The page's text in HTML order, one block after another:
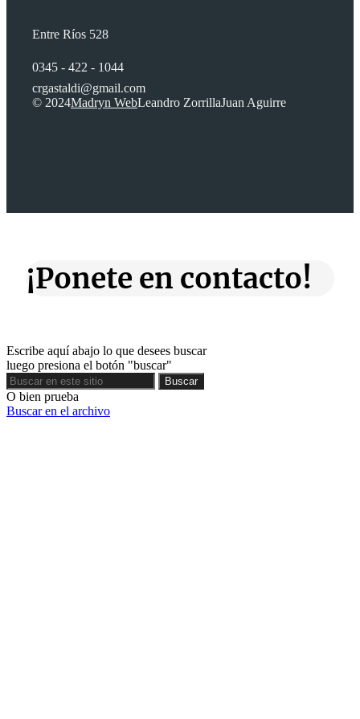
Entre Ríos 528
0345 - 422 - 1044
crgastaldi@gmail.com
© 2024Madryn WebLeandro ZorrillaJuan Aguirre
¡Ponete en contacto!
Escribe aquí abajo lo que desees buscar
luego presiona el botón "buscar"
Buscar
Buscar
O bien prueba
Buscar en el archivo